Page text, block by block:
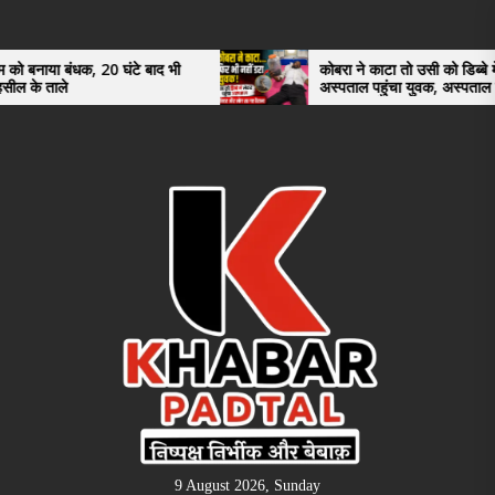
the
content
20 घंटे बाद भी
कोबरा ने काटा तो उसी को डिब्बे में बंद कर
अस्पताल पहुंचा युवक, अस्पताल में देखकर
भी रह गए हैरान
9 August 2026, Sunday